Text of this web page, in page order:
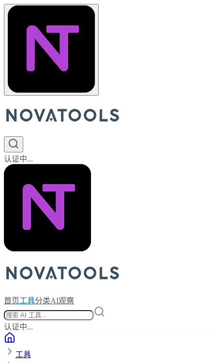
认证中...
首页工具分类AI观察
认证中...
工具